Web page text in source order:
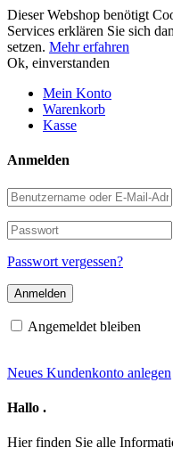
Dieser Webshop benötigt
Services erklären Sie sich
setzen. Mehr erfahren
Ok, einverstanden
Weiter
zum
Inhalt
Mein Konto
Warenkorb
Kasse
Anmelden
Benutzername
oder
E-
Mail-
Adresse
Passwort
Passwort vergessen?
Angemeldet bleiben
Neues Kundenkonto anlegen
Hallo .
Hier finden Sie alle